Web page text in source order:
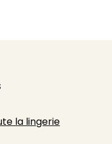
la lingerie